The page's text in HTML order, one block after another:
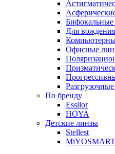
Для
Офисные
По бренду
Essilor
HOYA
Детские линзы
Stellest
MiYOSMART